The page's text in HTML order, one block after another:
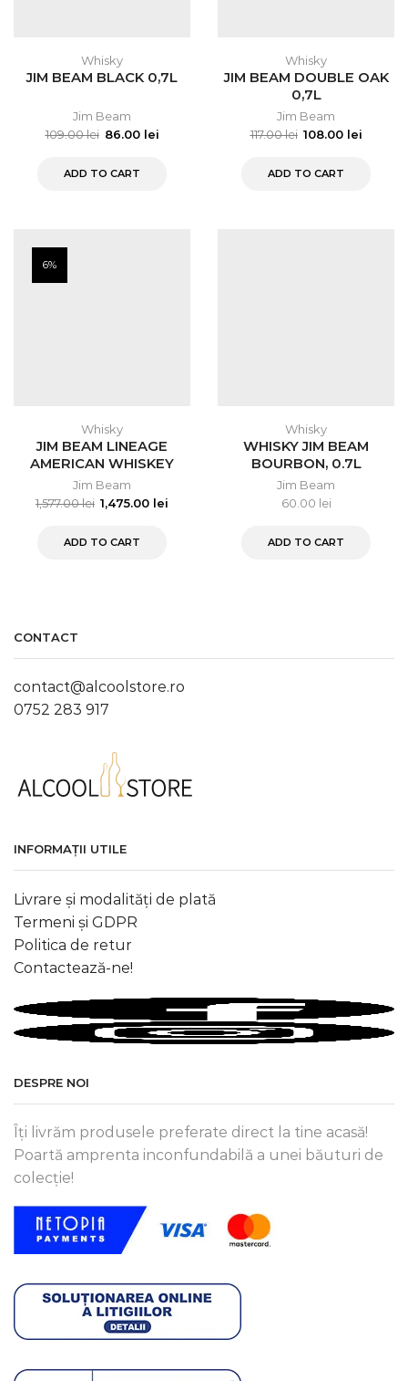
Whisky
JIM BEAM BLACK 0,7L
Jim Beam
109.00lei 86.00 lei
ADD TO CART
Whisky
JIM BEAM DOUBLE OAK
0,7L
Jim Beam
117.00lei 108.00 lei
ADD TO CART
6%
Whisky
JIM BEAM LINEAGE
AMERICAN WHISKEY
0,7L
Jim Beam
1,577.00lei 1,475.00 lei
ADD TO CART
Whisky
WHISKY JIM BEAM
BOURBON, 0.7L
Jim Beam
60.00 lei
ADD TO CART
CONTACT
contact@alcoolstore.ro
0752 283 917
INFORMAȚII UTILE
Livrare și modalități de plată
Termeni și GDPR
Politica de retur
Contactează-ne!
DESPRE NOI
Îți livrăm produsele preferate direct la tine acasă!
Poartă amprenta inconfundabilă a unei băuturi de
colecție!